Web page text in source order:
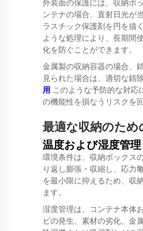
外装面の保護には、収納ボ
ンテナの場合、直射日光が
ラスチック保護剤を円を描
ような処理により、長期間
化を防ぐことができます。
金属製の収納容器の場合、
見られた場合は、適切な錆
用 このような予防的な対応
の機能性を損なうリスクを
最適な収納のため
温度および湿度管理
環境条件は、収納ボックス
り返し膨張・収縮し、応力
を最小限に抑えるため、収
ます。
湿度管理は、コンテナ本体
ビの発生、素材の劣化、金